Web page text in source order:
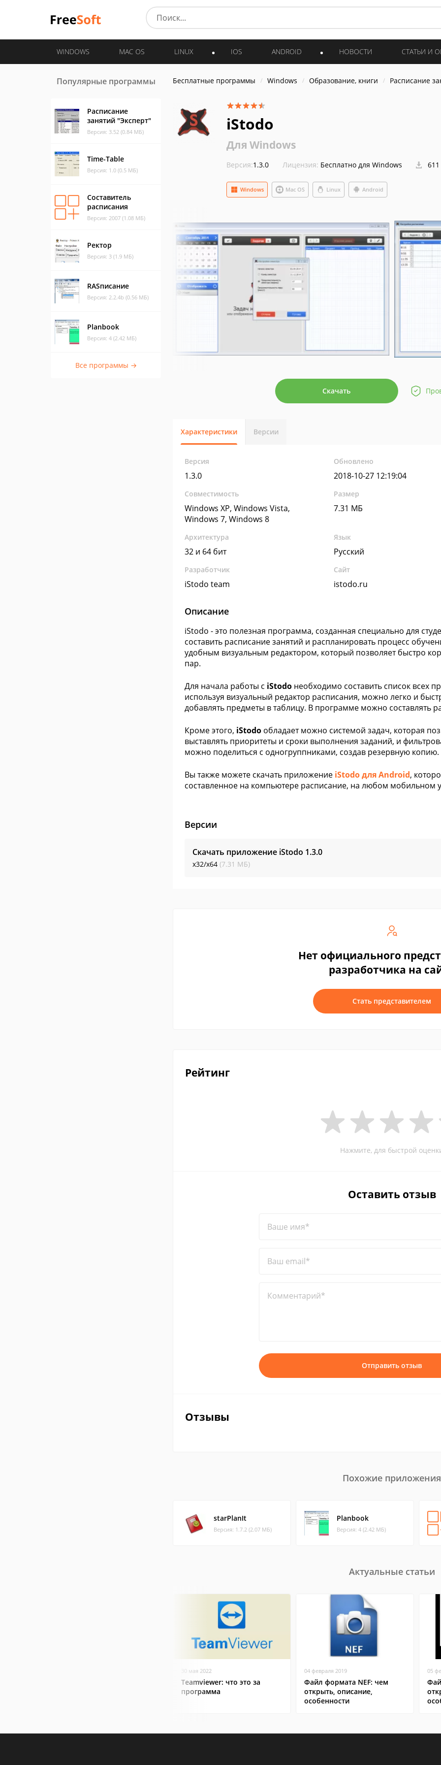
WINDOWS MAC OS LINUX IOS ANDROID НОВОСТИ СТАТЬИ И
Популярные программы
Расписание
занятий "Эксперт"
Версия: 3.52 (0.84 МБ)
Time-Table
Версия: 1.0 (0.5 МБ)
Составитель
расписания
Версия: 2007 (1.08 МБ)
Ректор
Версия: 3 (1.9 МБ)
RASписание
Версия: 2.2.4b (0.56 МБ)
Planbook
Версия: 4 (2.42 МБ)
Все программы →
Бесплатные программы Windows Образование, книги Расписание
iStodo
Для Windows
Версия:1.3.0 Лицензия: Бесплатно для Windows
Windows Mac OS Linux Android
Скачать
Характеристики Версии
Версия
1.3.0
Обновлено
2018-10-27 12:19:04
Совместимость
Windows XP, Windows Vista,
Windows 7, Windows 8
Размер
7.31 МБ
Архитектура
32 и 64 бит
Язык
Русский
Разработчик
iStodo team
Сайт
istodo.ru
Описание
iStodo - это полезная программа, созданная специально для
составить расписание занятий и распланировать процесс
удобным визуальным редактором, который позволяет быстро
пар.
Для начала работы с iStodo необходимо составить список всех
используя визуальный редактор расписания, можно легко и
добавлять предметы в таблицу. В программе можно составлять
Кроме этого, iStodo обладает можно системой задач, которая
выставлять приоритеты и сроки выполнения заданий, и
можно поделиться с одногруппниками, создав резервную копию.
Вы также можете скачать приложение iStodo для Android,
составленное на компьютере расписание, на любом мобильном
Версии
Скачать приложение iStodo 1.3.0
x32/x64 (7.31 МБ)
Нет официального
разработчика на
Стать представителем
Рейтинг
Нажмите, для быстрой
Оставить отзыв
Ваше имя*
Ваш email*
Комментарий*
Отправить отзыв
Отзывы
Похожие приложения
starPlanIt
Версия: 1.7.2 (2.07 МБ)
Planbook
Версия: 4 (2.42 МБ)
Актуальные статьи
30 мая 2022
Teamviewer: что это за
программа
04 февраля 2019
Файл формата NEF: чем
открыть, описание,
особенности
05